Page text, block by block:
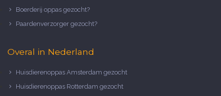
Boerderij oppas gezocht?
Paardenverzorger gezocht?
Overal in Nederland
Huisdierenoppas Amsterdam gezocht
Huisdierenoppas Rotterdam gezocht